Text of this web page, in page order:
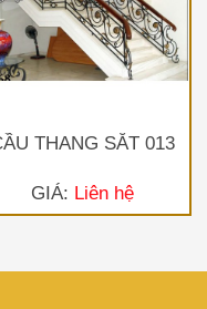
THANG SẮT 013
GIÁ: Liên hệ